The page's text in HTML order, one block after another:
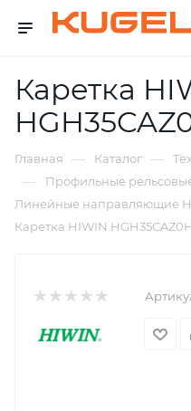
Каретка
Главная — Каталог —
— Профильные
Линейные направляющие
Каретка HIWIN